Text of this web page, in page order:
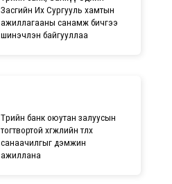
Засгийн Их Сургууль хамтын
ажиллагааны санамж бичгээ
шинэчлэн байгууллаа
Төрийн банк оюутан залуусын
тогтвортой хөгжлийн төлөөх
санаачилгыг дэмжин
ажиллана